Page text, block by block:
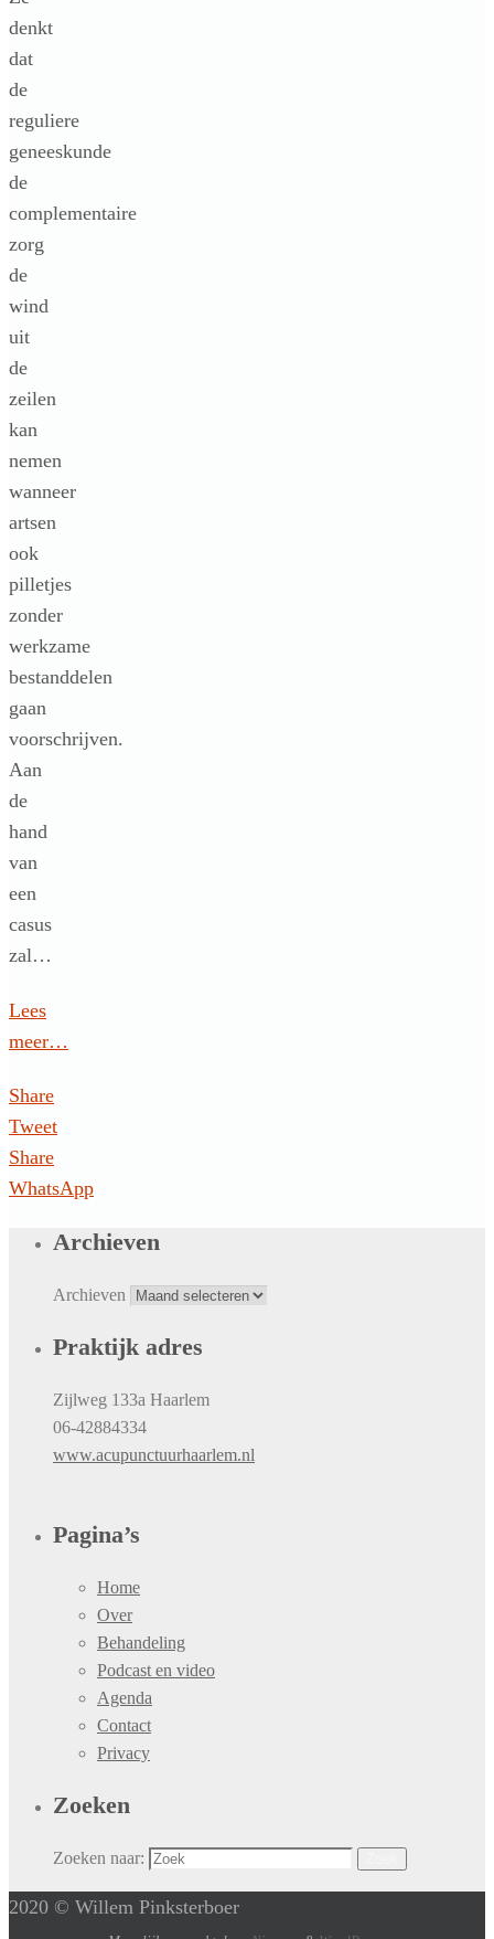
denkt
dat
de
reguliere
geneeskunde
de
complementaire
zorg
de
wind
uit
de
zeilen
kan
nemen
wanneer
artsen
ook
pilletjes
zonder
werkzame
bestanddelen
gaan
voorschrijven.
Aan
de
hand
van
een
casus
zal…
Lees
meer…
Share
Tweet
Share
WhatsApp
Archieven
Archieven
Praktijk adres
Zijlweg 133a Haarlem
06-42884334
www.acupunctuurhaarlem.nl
Pagina’s
Home
Over
Behandeling
Podcast en video
Agenda
Contact
Privacy
Zoeken
Zoeken naar:
2020 © Willem Pinksterboer